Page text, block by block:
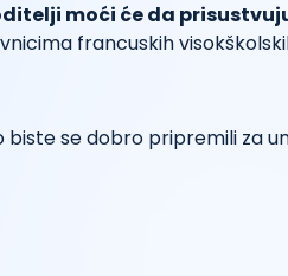
moći će da
francuskih
se dobro pripremili za